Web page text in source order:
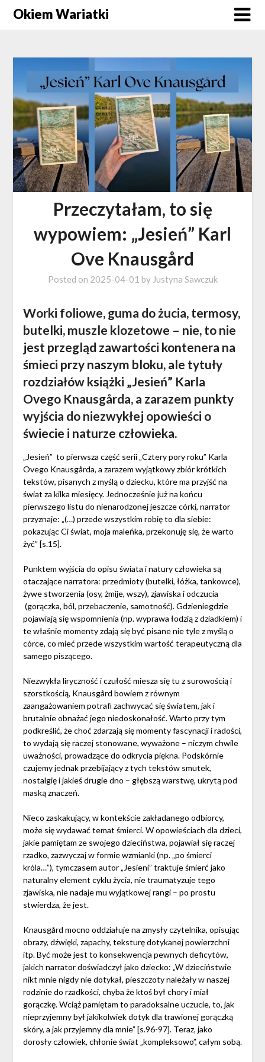
Okiem Wariatki
Przeczytałam, to się
wypowiem: „Jesień” Karl
Ove Knausgård
Posted on 2025-04-01 by Justyna Sawczuk
Worki foliowe, guma do żucia, termosy,
butelki, muszle klozetowe – nie, to nie
jest przegląd zawartości kontenera na
śmieci przy naszym bloku, ale tytuły
rozdziałów książki „Jesień” Karla
Ovego Knausgårda, a zarazem punkty
wyjścia do niezwykłej opowieści o
świecie i naturze człowieka.
„Jesień” to pierwsza część serii „Cztery pory roku” Karla
Ovego Knausgårda, a zarazem wyjątkowy zbiór krótkich
tekstów, pisanych z myślą o dziecku, które ma przyjść na
świat za kilka miesięcy. Jednocześnie już na końcu
pierwszego listu do nienarodzonej jeszcze córki, narrator
przyznaje: „(…) przede wszystkim robię to dla siebie:
pokazując Ci świat, moja maleńka, przekonuję się, że warto
żyć” [s.15].
Punktem wyjścia do opisu świata i natury człowieka są
otaczające narratora: przedmioty (butelki, łóżka, tankowce),
żywe stworzenia (osy, żmije, wszy), zjawiska i odczucia
(gorączka, ból, przebaczenie, samotność). Gdzieniegdzie
pojawiają się wspomnienia (np. wyprawa łodzią z dziadkiem) i
te właśnie momenty zdają się być pisane nie tyle z myślą o
córce, co mieć przede wszystkim wartość terapeutyczną dla
samego piszącego.
Niezwykła liryczność i czułość miesza się tu z surowością i
szorstkością, Knausgård bowiem z równym
zaangażowaniem potrafi zachwycać się światem, jak i
brutalnie obnażać jego niedoskonałość. Warto przy tym
podkreślić, że choć zdarzają się momenty fascynacji i radości,
to wydają się raczej stonowane, wyważone – niczym chwile
uważności, prowadzące do odkrycia piękna. Podskórnie
czujemy jednak przebijający z tych tekstów smutek,
nostalgię i jakieś drugie dno – głębszą warstwę, ukrytą pod
maską znaczeń.
Nieco zaskakujący, w kontekście zakładanego odbiorcy,
może się wydawać temat śmierci. W opowieściach dla dzieci,
jakie pamiętam ze swojego dzieciństwa, pojawiał się raczej
rzadko, zazwyczaj w formie wzmianki (np. „po śmierci
króla…”), tymczasem autor „Jesieni” traktuje śmierć jako
naturalny element cyklu życia, nie traumatyzuje tego
zjawiska, nie nadaje mu wyjątkowej rangi – po prostu
stwierdza, że jest.
Knausgård mocno oddziałuje na zmysły czytelnika, opisując
obrazy, dźwięki, zapachy, teksturę dotykanej powierzchni
itp. Być może jest to konsekwencja pewnych deficytów,
jakich narrator doświadczył jako dziecko: „W dzieciństwie
nikt mnie nigdy nie dotykał, pieszczoty należały w naszej
rodzinie do rzadkości, chyba że ktoś był chory i miał
gorączkę. Wciąż pamiętam to paradoksalne uczucie, to, jak
nieprzyjemny był jakikolwiek dotyk dla trawionej gorączką
skóry, a jak przyjemny dla mnie” [s.96-97]. Teraz, jako
dorosły człowiek, chłonie świat „kompleksowo”, całym sobą.